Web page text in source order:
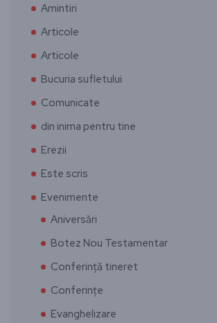
Amintiri
Articole
Articole
Bucuria sufletului
Comunicate
din inima pentru tine
Erezii
Este scris
Evenimente
Aniversări
Botez Nou Testamentar
Conferință tineret
Conferințe
Evanghelizare